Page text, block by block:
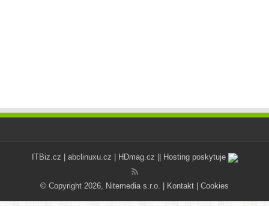
ITBiz.cz abclinuxu.cz HDmag.cz || Hosting poskytuje
© Copyright 2026, Nitemedia s.r.o. | Kontakt Cookies